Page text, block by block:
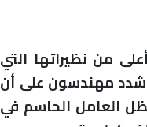
من نظيراتها التي
مهندسون على أن
يظل العامل الحاسم في